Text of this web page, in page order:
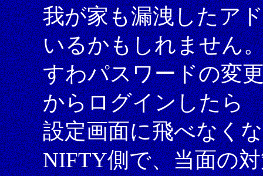
我が家も漏洩したア
いるかもしれません
すわパスワードの変
からログインしたら
設定画面に飛べなく
NIFTY側で、当面の